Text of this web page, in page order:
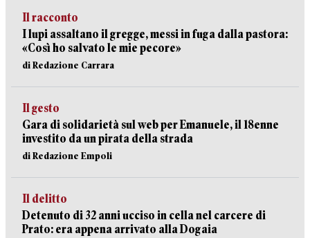
Il racconto
I lupi assaltano il gregge, messi in fuga dalla pastora:
«Così ho salvato le mie pecore»
di Redazione Carrara
Il gesto
Gara di solidarietà sul web per Emanuele, il 18enne
investito da un pirata della strada
di Redazione Empoli
Il delitto
Detenuto di 32 anni ucciso in cella nel carcere di
Prato: era appena arrivato alla Dogaia